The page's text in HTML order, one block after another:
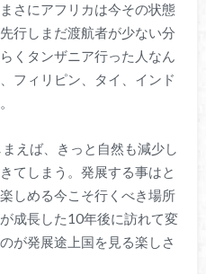
さにアフリカは今その状態
行しまだ渡航者が少ない分
くタンザニア行った人なん
フィリピン、タイ、インド
えば、きっと自然も減少し
てしまう。発展する事はと
しめる今こそ行くべき場所
成長した10年後に訪れて変
が発展途上国を見る楽しさ